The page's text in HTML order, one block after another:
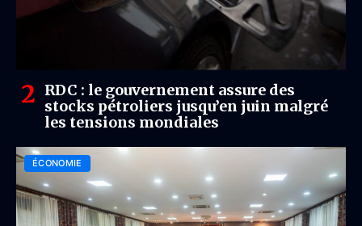
RDC : le gouvernement assure des
stocks pétroliers jusqu’en juin malgré
les tensions mondiales
ÉCONOMIE